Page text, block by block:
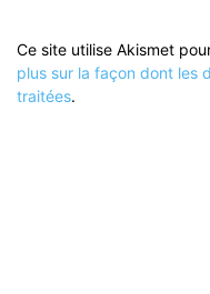
Ce site utilise Akismet
plus sur la façon dont les
traitées.